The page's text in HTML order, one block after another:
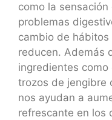
como la
problemas
cambio de
reducen. Además
ingredientes como
trozos de jengibre
nos ayudan a
refrescante en los